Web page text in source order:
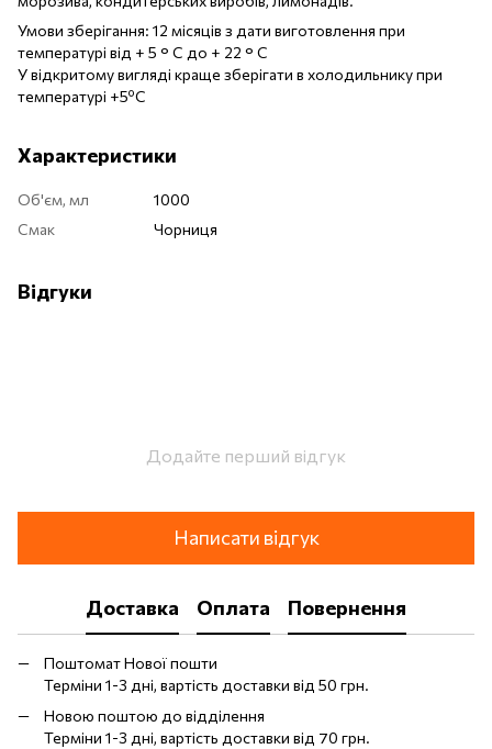
Умови зберігання: 12 місяців з дати виготовлення при
температурі від + 5 ° С до + 22 ° С
У відкритому вигляді краще зберігати в холодильнику при
температурі +5ºC
Характеристики
Об'єм, мл
1000
Смак
Чорниця
Відгуки
Додайте перший відгук
Написати відгук
Доставка Оплата Повернення
Поштомат Нової пошти
Терміни 1-3 дні, вартість доставки від 50 грн.
Новою поштою до відділення
Терміни 1-3 дні, вартість доставки від 70 грн.